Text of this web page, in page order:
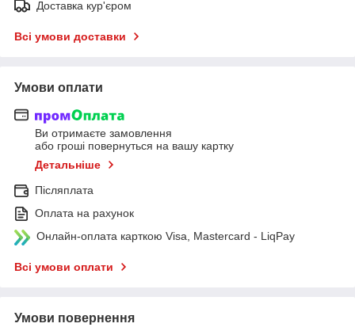
Доставка кур'єром
Всі умови доставки
Умови оплати
Ви отримаєте замовлення
або гроші повернуться на вашу картку
Детальніше
Післяплата
Оплата на рахунок
Онлайн-оплата карткою Visa, Mastercard - LiqPay
Всі умови оплати
Умови повернення